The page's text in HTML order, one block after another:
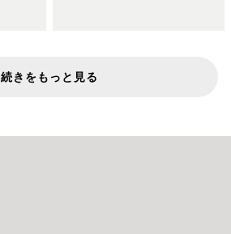
続きをもっと見る